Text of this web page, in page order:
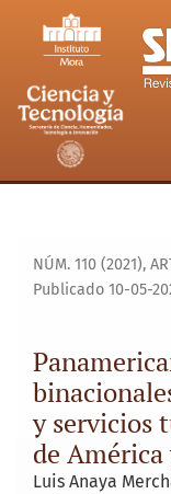
NÚM. 110 (2021),
y servicios
de
Publicado 10-05-
Luis Anaya